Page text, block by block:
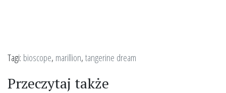
Tagi: bioscope, marillion,tangerine dream
Przeczytaj także